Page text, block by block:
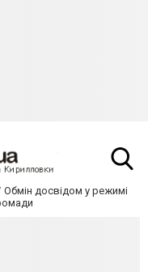
Обмін досвідом у режимі